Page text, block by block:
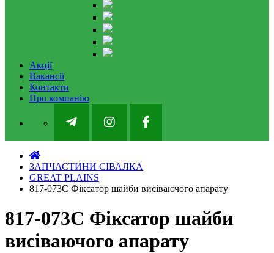
Акції
Вакансії
Контакти
Про компанію
ЗАПЧАСТИНИ СІВАЛКА
GREAT PLAINS
817-073C Фіксатор шайби висіваючого апарату
817-073C Фіксатор шайби
висіваючого апарату